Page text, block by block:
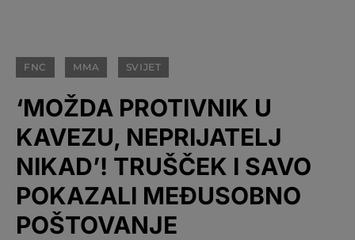
FNC MMA SVIJET
‘MOŽDA PROTIVNIK U
KAVEZU, NEPRIJATELJ
NIKAD’! TRUŠČEK I SAVO
POKAZALI MEĐUSOBNO
POŠTOVANJE